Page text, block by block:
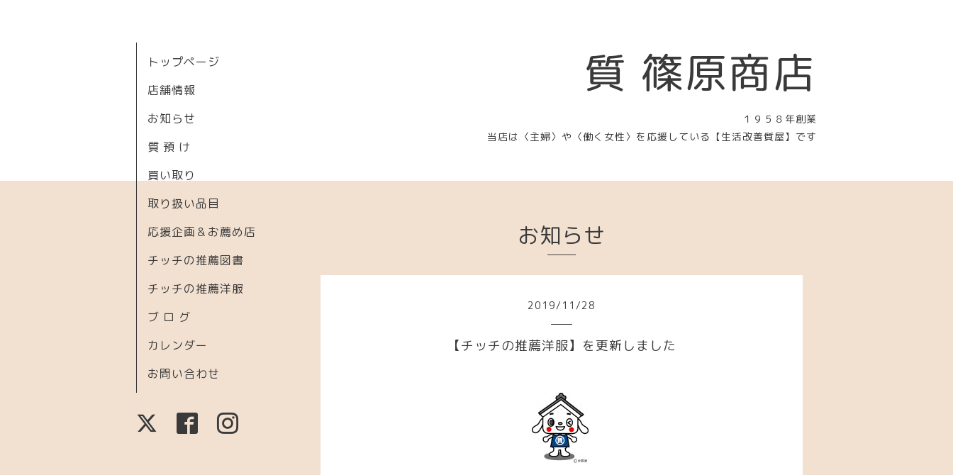
質 篠原商店
１９５８年創業
当店は〈主婦〉や〈働く女性〉を応援している【生活改善質屋】です
トップページ
店舗情報
お知らせ
質 預 け
買い取り
取り扱い品目
応援企画＆お薦め店
チッチの推薦図書
チッチの推薦洋服
ブ ロ グ
カレンダー
お問い合わせ
お知らせ
2019/ 11 /28
【チッチの推薦洋服】を更新しました